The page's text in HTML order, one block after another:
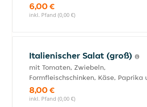
6,00 €
inkl. Pfand (0,00 €)
Italienischer Salat (groß)
mit Tomaten, Zwiebeln,
Formfleischschinken, Käse, Paprika
8,00 €
inkl. Pfand (0,00 €)